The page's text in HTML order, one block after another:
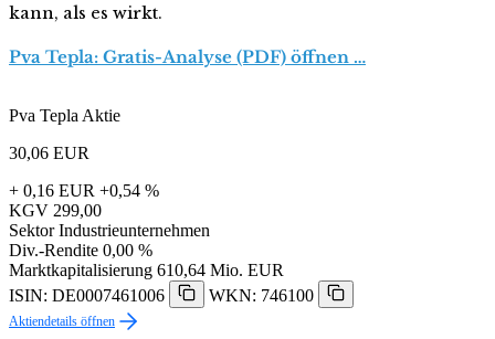
kann, als es wirkt.
Pva Tepla: Gratis-Analyse (PDF) öffnen …
Pva Tepla Aktie
30,06 EUR
+ 0,16 EUR +0,54 %
KGV 299,00
Sektor Industrieunternehmen
Div.-Rendite 0,00 %
Marktkapitalisierung 610,64 Mio. EUR
ISIN: DE0007461006
WKN: 746100
Aktiendetails öffnen